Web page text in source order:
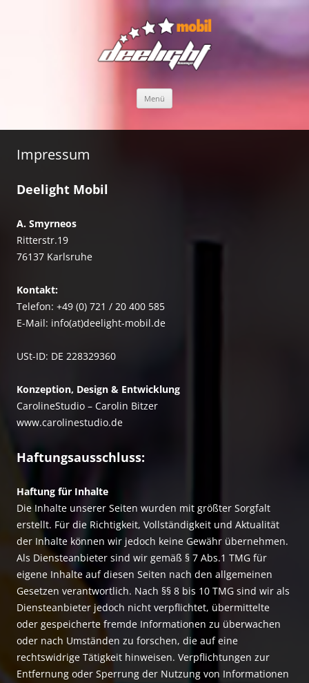
Menü ZUM INHALT SPRINGEN
Impressum
Deelight Mobil
A. Smyrneos
Ritterstr.19
76137 Karlsruhe
Kontakt:
Telefon: +49 (0) 721 / 20 400 585
E-Mail: info(at)deelight-mobil.de
USt-ID: DE 228329360
Kon­zep­ti­on, De­sign & Ent­wick­lung
CarolineStudio – Carolin Bitzer
www.carolinestudio.de
Haftungsausschluss:
Haftung für Inhalte
Die Inhalte unserer Seiten wurden mit größter Sorgfalt
erstellt. Für die Richtigkeit, Vollständigkeit und Aktualität
der Inhalte können wir jedoch keine Gewähr übernehmen.
Als Diensteanbieter sind wir gemäß § 7 Abs.1 TMG für
eigene Inhalte auf diesen Seiten nach den allgemeinen
Gesetzen verantwortlich. Nach §§ 8 bis 10 TMG sind wir als
Diensteanbieter jedoch nicht verpflichtet, übermittelte
oder gespeicherte fremde Informationen zu überwachen
oder nach Umständen zu forschen, die auf eine
rechtswidrige Tätigkeit hinweisen. Verpflichtungen zur
Entfernung oder Sperrung der Nutzung von Informationen